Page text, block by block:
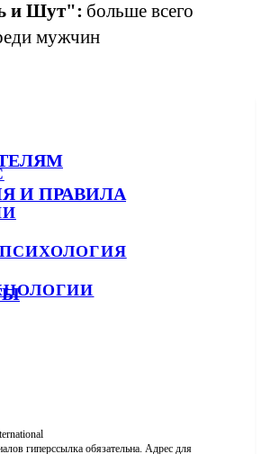
и Шут": больше всего
мужчин
И ПРАВИЛА
гиперссылка обязательна. Адрес для